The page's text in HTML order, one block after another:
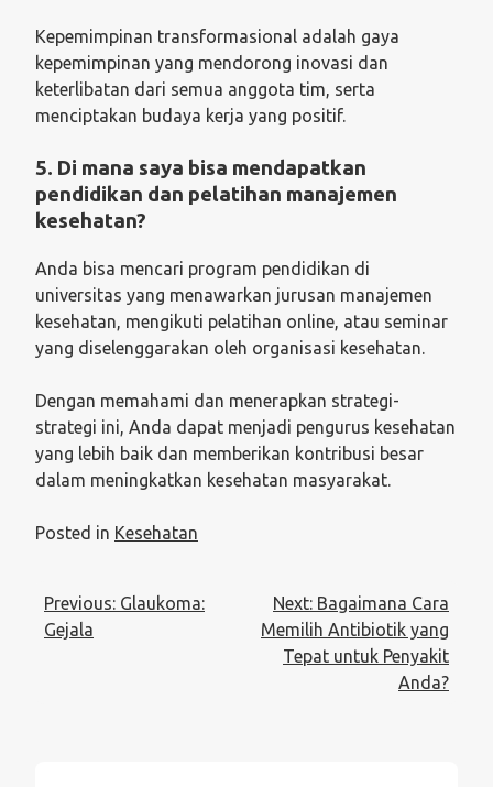
Kepemimpinan transformasional adalah gaya
kepemimpinan yang mendorong inovasi dan
keterlibatan dari semua anggota tim, serta
menciptakan budaya kerja yang positif.
5. Di mana saya bisa mendapatkan
pendidikan dan pelatihan manajemen
kesehatan?
Anda bisa mencari program pendidikan di
universitas yang menawarkan jurusan manajemen
kesehatan, mengikuti pelatihan online, atau seminar
yang diselenggarakan oleh organisasi kesehatan.
Dengan memahami dan menerapkan strategi-
strategi ini, Anda dapat menjadi pengurus kesehatan
yang lebih baik dan memberikan kontribusi besar
dalam meningkatkan kesehatan masyarakat.
Posted in Kesehatan
Post
navigation
Previous: Glaukoma:
Gejala
Next: Bagaimana Cara
Memilih Antibiotik yang
Tepat untuk Penyakit
Anda?